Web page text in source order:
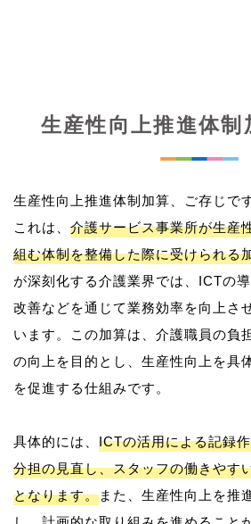
生産性向上推進体制
生産性向上推進体制加算、ご存じで
これは、 介護サービス事業所が生産
組む体制を整備した際に受けられる
が深刻化する介護業界では、ICTの
改善などを通じて業務効率を向上さ
います。この加算は、介護職員の負
の向上を目的とし、生産性向上を具
を促進する仕組みです。
具体的には、 ICTの活用による記録
分担の見直し、スタッフの働きやす
となります。また、生産性向上を推